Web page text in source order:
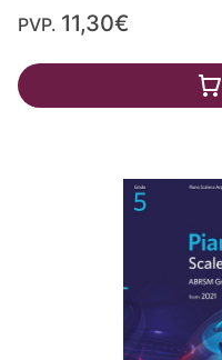
PVP. 11,30€